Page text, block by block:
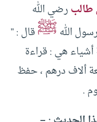
طالبرضي الله
اللهﷺقال : ”
هي : قراءة
ألاف درهم ، حفظ
.